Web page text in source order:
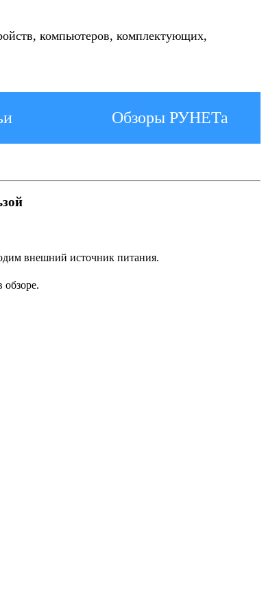
компьютеров, комплектующих,
Обзоры РУНЕТа
внешний источник питания.
обзоре.